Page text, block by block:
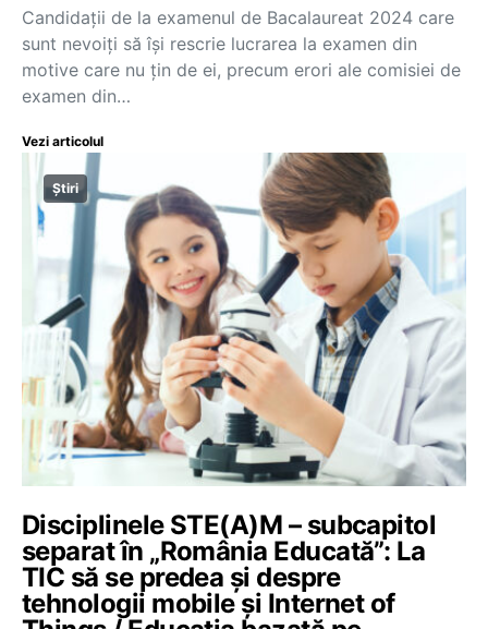
Candidații de la examenul de Bacalaureat 2024 care
sunt nevoiți să își rescrie lucrarea la examen din
motive care nu țin de ei, precum erori ale comisiei de
examen din…
Vezi articolul
Știri
Disciplinele STE(A)M – subcapitol
separat în „România Educată”: La
TIC să se predea și despre
tehnologii mobile și Internet of